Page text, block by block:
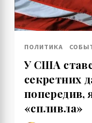
ПОЛИТИКА
У США
секретних
попередив,
«спливла»